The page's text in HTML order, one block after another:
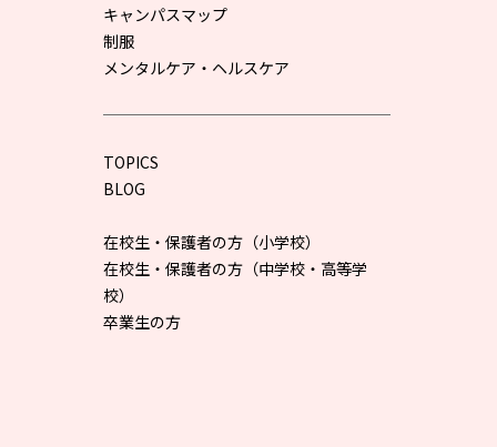
キャンパスマップ
制服
メンタルケア・ヘルスケア
TOPICS
BLOG
在校生・保護者の方（小学校）
在校生・保護者の方（中学校・高等学
校）
卒業生の方